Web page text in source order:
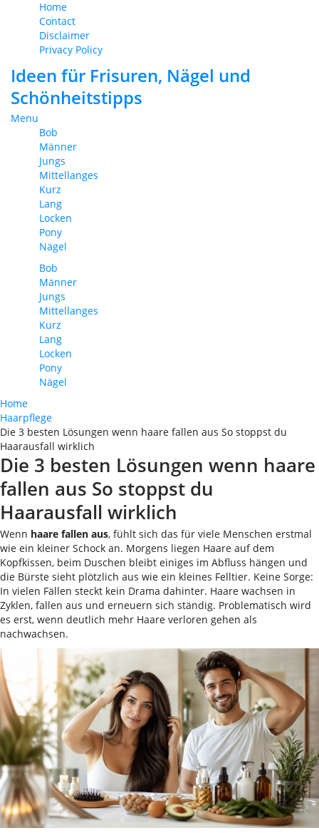
Home
Contact
Disclaimer
Privacy Policy
Ideen für Frisuren, Nägel und
Schönheitstipps
Menu
Bob
Männer
Jungs
Mittellanges
Kurz
Lang
Locken
Pony
Nägel
Bob
Männer
Jungs
Mittellanges
Kurz
Lang
Locken
Pony
Nägel
Home
Haarpflege
Die 3 besten Lösungen wenn haare fallen aus So stoppst du
Haarausfall wirklich
Die 3 besten Lösungen wenn haare
fallen aus So stoppst du
Haarausfall wirklich
Wenn haare fallen aus, fühlt sich das für viele Menschen erstmal
wie ein kleiner Schock an. Morgens liegen Haare auf dem
Kopfkissen, beim Duschen bleibt einiges im Abfluss hängen und
die Bürste sieht plötzlich aus wie ein kleines Felltier. Keine Sorge:
In vielen Fällen steckt kein Drama dahinter. Haare wachsen in
Zyklen, fallen aus und erneuern sich ständig. Problematisch wird
es erst, wenn deutlich mehr Haare verloren gehen als
nachwachsen.